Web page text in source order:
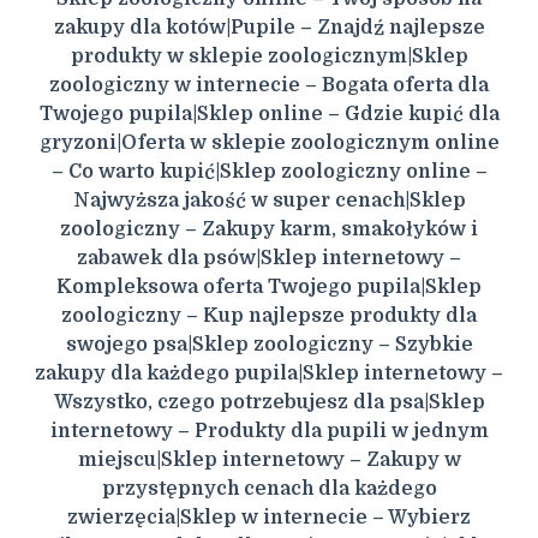
zakupy dla kotów|Pupile – Znajdź najlepsze
produkty w sklepie zoologicznym|Sklep
zoologiczny w internecie – Bogata oferta dla
Twojego pupila|Sklep online – Gdzie kupić dla
gryzoni|Oferta w sklepie zoologicznym online
– Co warto kupić|Sklep zoologiczny online –
Najwyższa jakość w super cenach|Sklep
zoologiczny – Zakupy karm, smakołyków i
zabawek dla psów|Sklep internetowy –
Kompleksowa oferta Twojego pupila|Sklep
zoologiczny – Kup najlepsze produkty dla
swojego psa|Sklep zoologiczny – Szybkie
zakupy dla każdego pupila|Sklep internetowy –
Wszystko, czego potrzebujesz dla psa|Sklep
internetowy – Produkty dla pupili w jednym
miejscu|Sklep internetowy – Zakupy w
przystępnych cenach dla każdego
zwierzęcia|Sklep w internecie – Wybierz